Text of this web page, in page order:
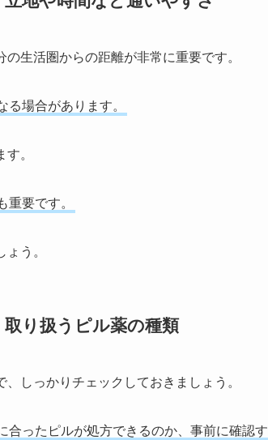
生活圏からの距離が非常に重要です。
場合があります。
。
要です。
う。
り扱うピル薬の種類
しっかりチェックしておきましょう。
合ったピルが処方できるのか、事前に確認す